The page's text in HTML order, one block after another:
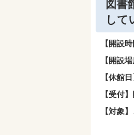
図書
して
【開設
【開設
【休館
【受付
【対象